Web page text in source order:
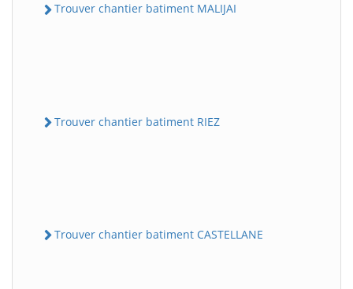
Trouver chantier batiment MALIJAI
Trouver chantier batiment RIEZ
Trouver chantier batiment CASTELLANE